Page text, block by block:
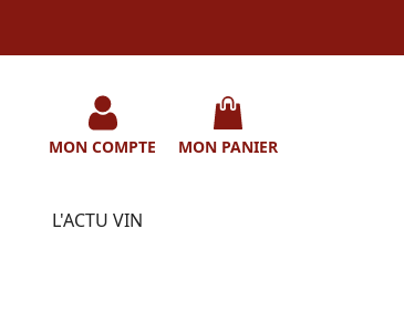
MON COMPTE MON PANIER
L'ACTU VIN